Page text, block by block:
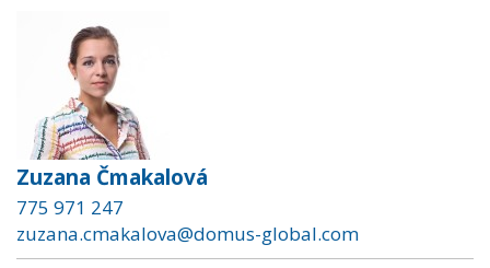
Zuzana Čmakalová
775 971 247
zuzana.cmakalova@domus-global.com